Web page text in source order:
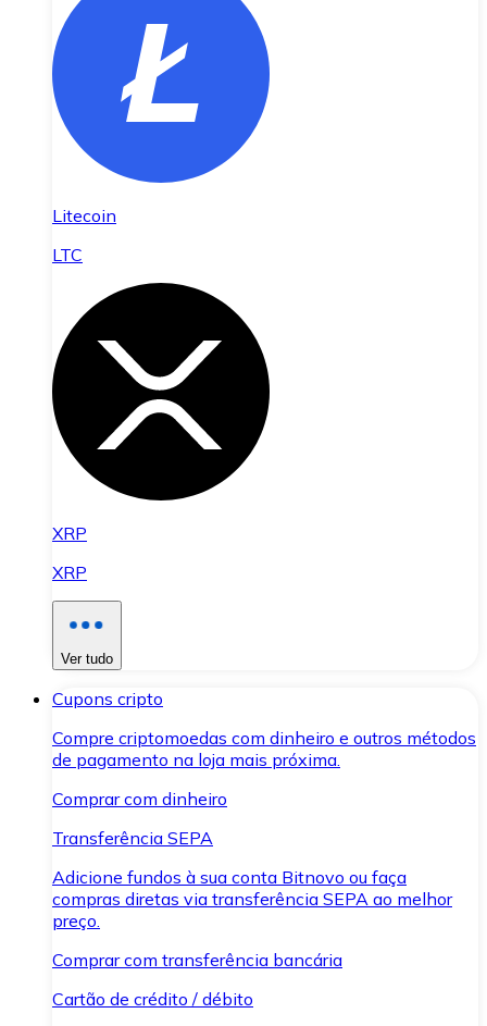
Litecoin
LTC
XRP
XRP
Ver tudo
Cupons cripto
Compre criptomoedas com dinheiro e outros métodos
de pagamento na loja mais próxima.
Comprar com dinheiro
Transferência SEPA
Adicione fundos à sua conta Bitnovo ou faça
compras diretas via transferência SEPA ao melhor
preço.
Comprar com transferência bancária
Cartão de crédito / débito